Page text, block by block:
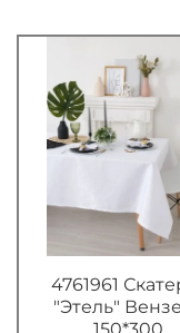
4761961
"Этель"